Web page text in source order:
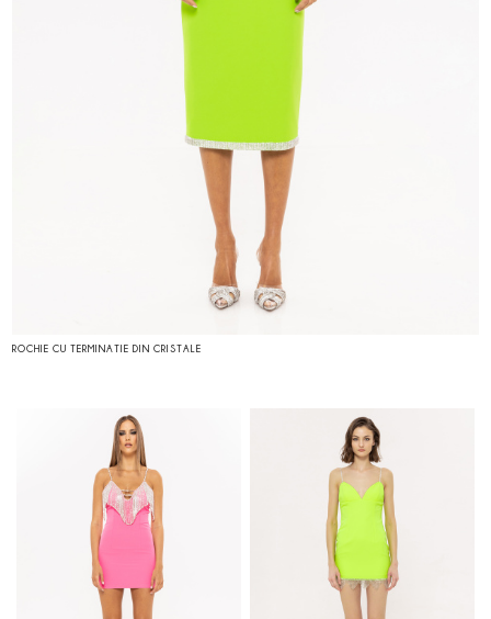
ROCHIE CU TERMINATIE DIN CRISTALE